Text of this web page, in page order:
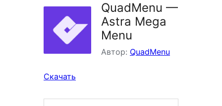
QuadMenu —
Astra Mega
Menu
Автор: QuadMenu
Скачать